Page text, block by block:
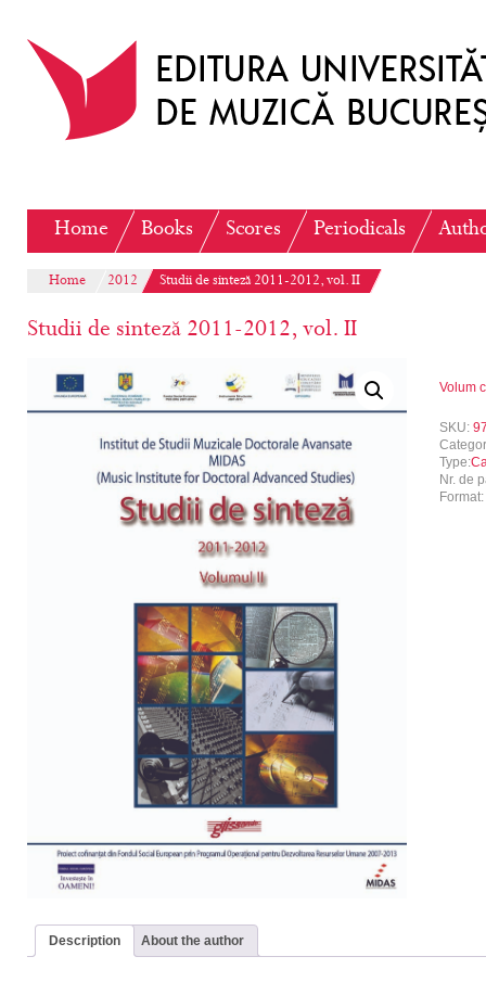
Home Books Scores Periodicals
Home 2012 Studii de sinteză 2011-2012, vol. II
Studii de sinteză 2011-2012, vol. II
Volum
SKU:
Type:
Nr. de
Format:
Description About the author